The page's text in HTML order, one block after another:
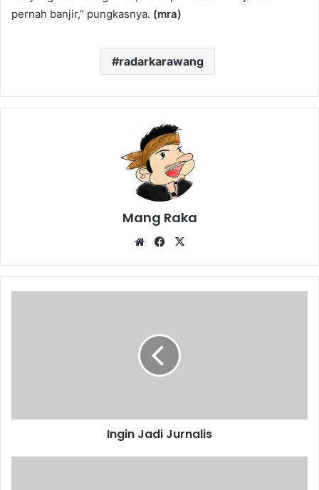
pernah banjir,” pungkasnya. (mra)
radarkarawang
Mang Raka
WebsiteFacebook
Ingin Jadi Jurnalis